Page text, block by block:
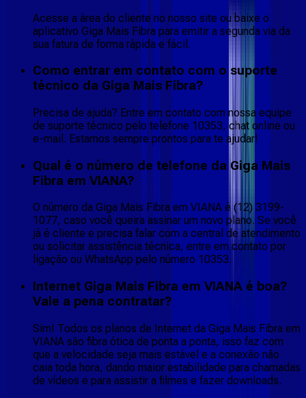
Acesse a área do cliente no nosso site ou baixe o
aplicativo Giga Mais Fibra para emitir a segunda via da
sua fatura de forma rápida e fácil.
Como entrar em contato com o suporte
técnico da Giga Mais Fibra?
Precisa de ajuda? Entre em contato com nossa equipe
de suporte técnico pelo telefone 10353, chat online ou
e-mail. Estamos sempre prontos para te ajudar!
Qual é o número de telefone da Giga Mais
Fibra em VIANA?
O número da Giga Mais Fibra em VIANA é (12) 3199-
1077, caso você queira assinar um novo plano. Se você
já é cliente e precisa falar com a central de atendimento
ou solicitar assistência técnica, entre em contato por
ligação ou WhatsApp pelo número 10353.
Internet Giga Mais Fibra em VIANA é boa?
Vale a pena contratar?
Sim! Todos os planos de Internet da Giga Mais Fibra em
VIANA são fibra ótica de ponta a ponta, isso faz com
que a velocidade seja mais estável e a conexão não
caia toda hora, dando maior estabilidade para chamadas
de vídeos e para assistir a filmes e fazer downloads.